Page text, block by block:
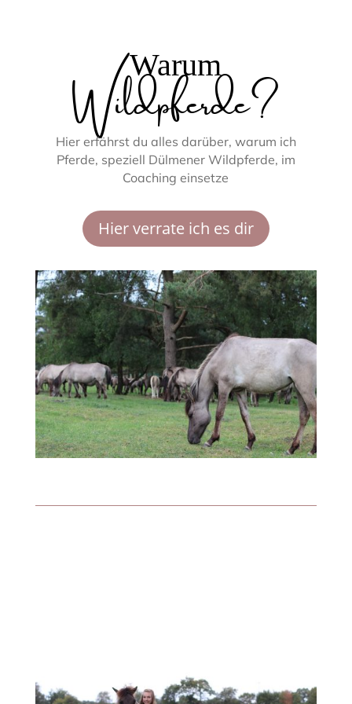
Warum
Wildpferde?
Hier erfährst du alles darüber, warum ich
Pferde, speziell Dülmener Wildpferde, im
Coaching einsetze
Hier verrate ich es dir